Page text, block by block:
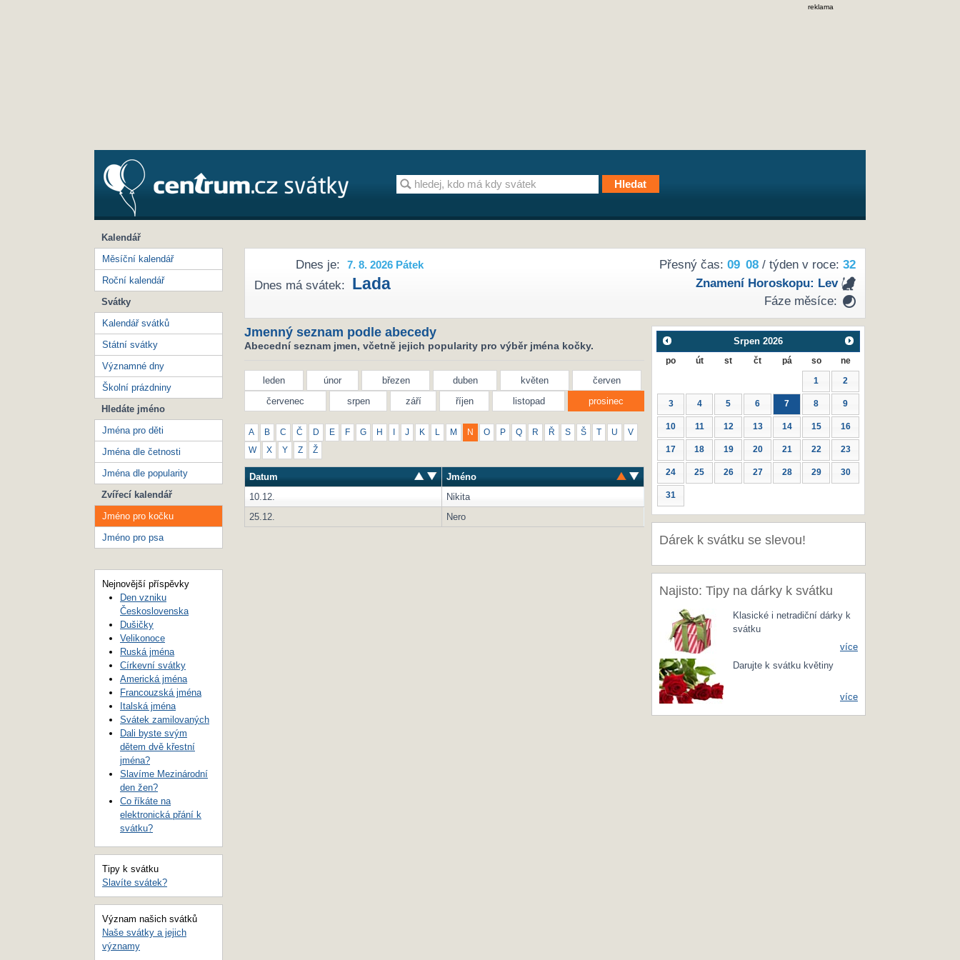
reklama
Přesný čas: 09 08/ týden v roce: 32
Znamení Horoskopu: Lev
Fáze měsíce:
Dnes je: 7. 8. 2026 Pátek
Dnes má svátek: Lada
Jmenný seznam podle abecedy
Abecední seznam jmen, včetně jejich popularity pro výběr jména kočky.
leden únor březen duben květen
červen
červenec
srpen září říjen listopad prosinec
A B C Č D E F G H J K M N O P Q R Ř S Š T U V
W X Y Z Ž
Datum
Jméno
10.12.
Nikita
25.12.
Nero
Srpen 2026
po út st čt pá so ne
1 2
3 4 5 6 7 8 9
10 11 12 13 14 15 16
17 18 19 20 21 22 23
24 25 26 27 28 29 30
31
Dárek k svátku se slevou!
Najisto: Tipy na dárky k svátku
Klasické i netradiční dárky k
svátku
více
Darujte k svátku květiny
více
Kalendář
Měsíční kalendář
Roční kalendář
Svátky
Kalendář svátků
Státní svátky
Významné dny
Školní prázdniny
Hledáte jméno
Jména pro děti
Jména dle četnosti
Jména dle popularity
Zvířecí kalendář
Jméno pro kočku
Jméno pro psa
Nejnovější příspěvky
Den vzniku
Československa
Dušičky
Velikonoce
Ruská jména
Církevní svátky
Americká jména
Francouzská jména
Italská jména
Svátek zamilovaných
Dali byste svým
dětem dvě křestní
jména?
Slavíme Mezinárodní
den žen?
Co říkáte na
elektronická přání k
svátku?
Tipy k svátku
Slavíte svátek?
Význam našich svátků
Naše svátky a jejich
významy